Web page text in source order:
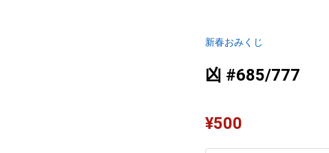
新春おみくじ
凶 #685/777
¥500